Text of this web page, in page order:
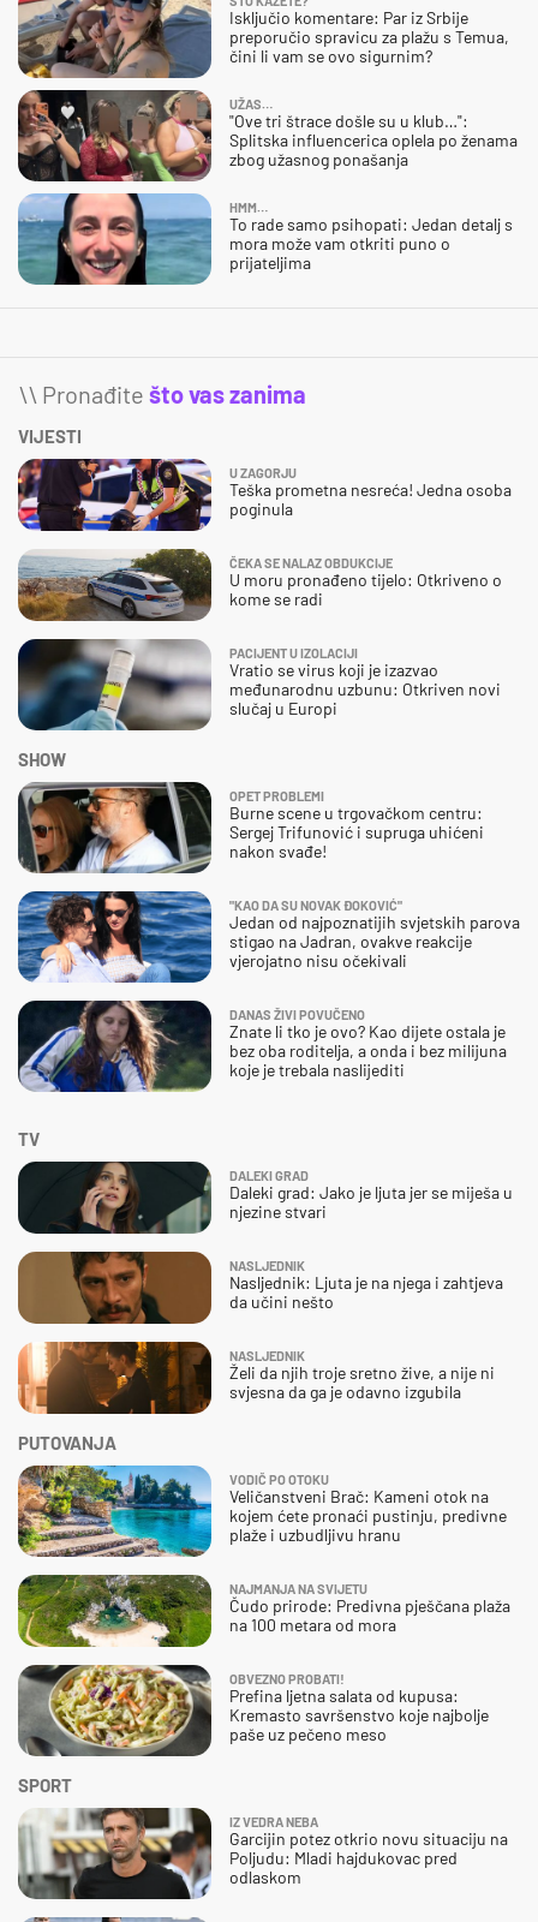
Isključio komentare: Par iz Srbije
preporučio spravicu za plažu s Temua,
čini li vam se ovo sigurnim?
UŽAS…
"Ove tri štrace došle su u klub…":
Splitska influencerica oplela po ženama
zbog užasnog ponašanja
HMM…
To rade samo psihopati: Jedan detalj s
mora može vam otkriti puno o
prijateljima
\\ Pronađite što vas zanima
VIJESTI
U ZAGORJU
Teška prometna nesreća! Jedna osoba
poginula
ČEKA SE NALAZ OBDUKCIJE
U moru pronađeno tijelo: Otkriveno o
kome se radi
PACIJENT U IZOLACIJI
Vratio se virus koji je izazvao
međunarodnu uzbunu: Otkriven novi
slučaj u Europi
SHOW
OPET PROBLEMI
Burne scene u trgovačkom centru:
Sergej Trifunović i supruga uhićeni
nakon svađe!
"KAO DA SU NOVAK ĐOKOVIĆ"
Jedan od najpoznatijih svjetskih parova
stigao na Jadran, ovakve reakcije
vjerojatno nisu očekivali
DANAS ŽIVI POVUČENO
Znate li tko je ovo? Kao dijete ostala je
bez oba roditelja, a onda i bez milijuna
koje je trebala naslijediti
SPORT
IZ VEDRA NEBA
Garcijin potez otkrio novu situaciju na
Poljudu: Mladi hajdukovac pred
odlaskom
TV
DALEKI GRAD
Daleki grad: Jako je ljuta jer se miješa u
njezine stvari
NASLJEDNIK
Nasljednik: Ljuta je na njega i zahtjeva
da učini nešto
NASLJEDNIK
Želi da njih troje sretno žive, a nije ni
svjesna da ga je odavno izgubila
PUTOVANJA
VODIČ PO OTOKU
Veličanstveni Brač: Kameni otok na
kojem ćete pronaći pustinju, predivne
plaže i uzbudljivu hranu
NAJMANJA NA SVIJETU
Čudo prirode: Predivna pješčana plaža
na 100 metara od mora
OBVEZNO PROBATI!
Prefina ljetna salata od kupusa:
Kremasto savršenstvo koje najbolje
paše uz pečeno meso